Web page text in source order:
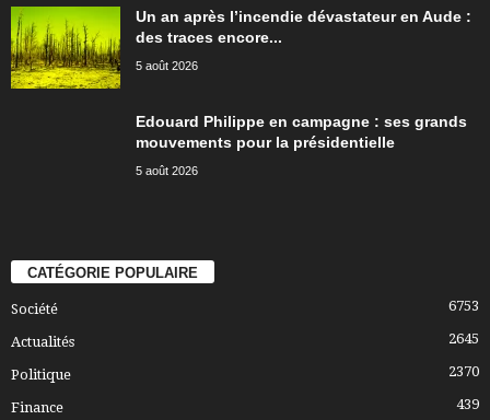
Un an après l’incendie dévastateur en Aude :
des traces encore...
5 août 2026
Edouard Philippe en campagne : ses grands
mouvements pour la présidentielle
5 août 2026
CATÉGORIE POPULAIRE
Société 6753
Actualités 2645
Politique 2370
Finance 439